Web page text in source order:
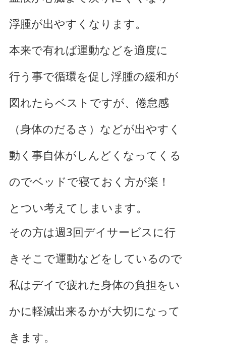
浮腫が出やすくなります。
本来で有れば運動などを適度に
行う事で循環を促し浮腫の緩和が
図れたらベストですが、倦怠感
（身体のだるさ）などが出やすく
動く事自体がしんどくなってくる
のでベッドで寝ておく方が楽！
とつい考えてしまいます。
その方は週3回デイサービスに行
きそこで運動などをしているので
私はデイで疲れた身体の負担をい
かに軽減出来るかが大切になって
きます。